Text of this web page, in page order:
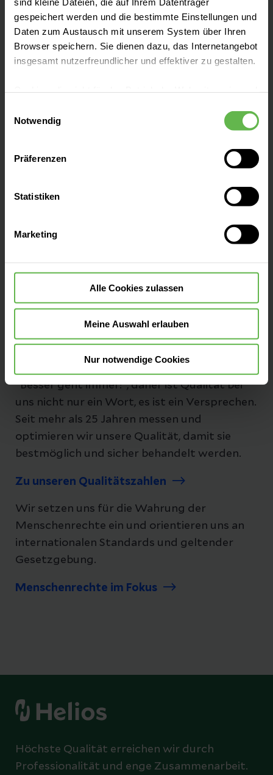
gespeichert werden und die bestimmte Einstellungen und
Daten zum Austausch mit unserem System über Ihren
Browser speichern. Sie dienen dazu, das Internetangebot
insgesamt nutzerfreundlicher und effektiver zu gestalten.
eingesetzt werden.
Es steht Ihnen frei, unsere Seite mit nur den notwendigen
Cookies zu benutzen, eine individuelle Auswahl
oder durch Auswahl von „Alle Cookies akzeptieren“ in die
widerrufen.
Notwendig
Präferenzen
Statistiken
Marketing
Alle Cookies zulassen
Meine Auswahl erlauben
Nur notwendige Cookies
Zentren
Besucherinformationen
Presse und Aktuelles
Folgen Sie uns
"Besser geht immer!", daher ist Qualität bei
uns nicht nur ein Wort, es ist ein Versprechen.
Seit mehr als 25 Jahren messen und
optimieren wir unsere Qualität, damit sie
bestmöglich und sicher behandelt werden.
Zu unseren Qualitätszahlen
Wir setzen uns für die Wahrung der
Menschenrechte ein und orientieren uns an
internationalen Standards und geltender
Gesetzgebung.
Menschenrechte im Fokus
Höchste Qualität erreichen wir durch
Professionalität und enge Zusammenarbeit.